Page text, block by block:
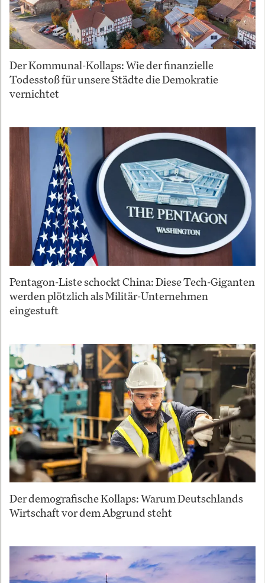
Der Kommunal-Kollaps: Wie der finanzielle
Todesstoß für unsere Städte die Demokratie
vernichtet
Pentagon-Liste schockt China: Diese Tech-Giganten
werden plötzlich als Militär-Unternehmen
eingestuft
Der demografische Kollaps: Warum Deutschlands
Wirtschaft vor dem Abgrund steht